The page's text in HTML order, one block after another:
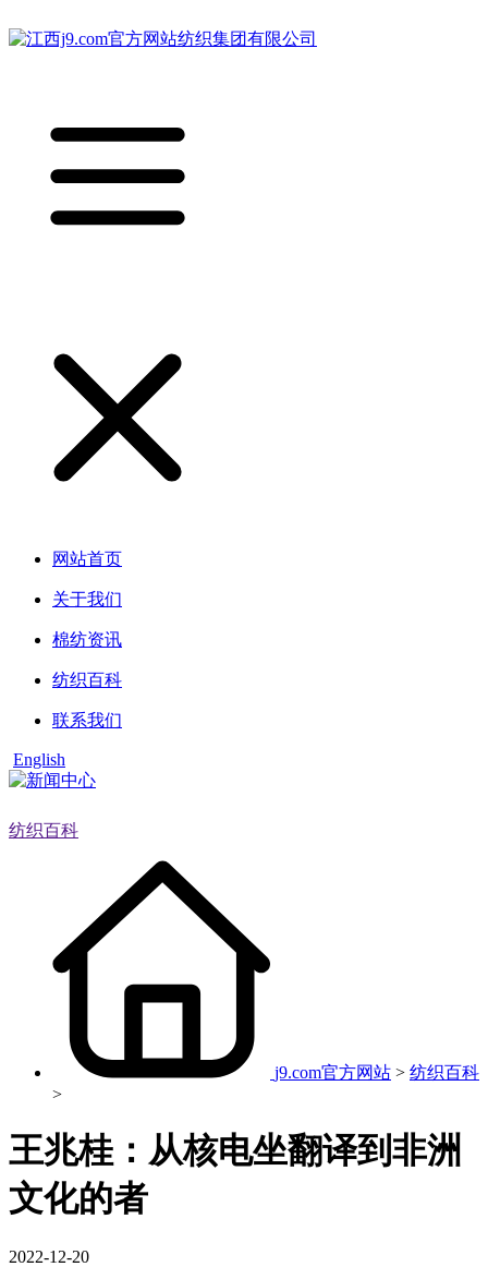
网站首页
关于我们
棉纺资讯
纺织百科
联系我们
English
纺织百科
j9.com官方网站 > 纺织百科
>
王兆桂：从核电坐翻译到非洲
文化的者
2022-12-20